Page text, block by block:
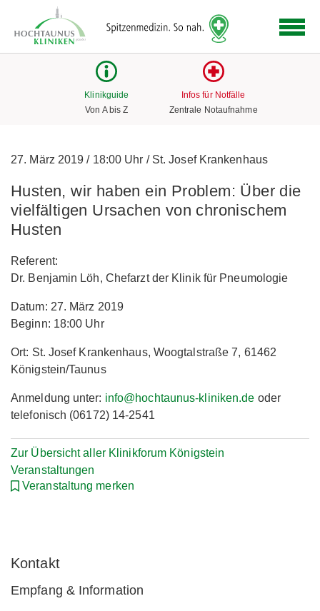
Link
zur
Klinikguide
Von A bis Z
Infos für Notfälle
Zentrale Notaufnahme
27. März 2019/18:00 Uhr /St. Josef Krankenhaus
Husten, wir haben ein Problem: Über die
vielfältigen Ursachen von chronischem
Husten
Referent:
Dr. Benjamin Löh, Chefarzt der Klinik für Pneumologie
Datum: 27. März 2019
Beginn: 18:00 Uhr
Ort: St. Josef Krankenhaus, Woogtalstraße 7, 61462
Königstein/Taunus
Anmeldung unter: info@hochtaunus-kliniken.de oder
telefonisch (06172) 14-2541
Zur Übersicht aller Klinikforum Königstein
Veranstaltungen
Veranstaltung merken
Kontakt
Empfang & Information